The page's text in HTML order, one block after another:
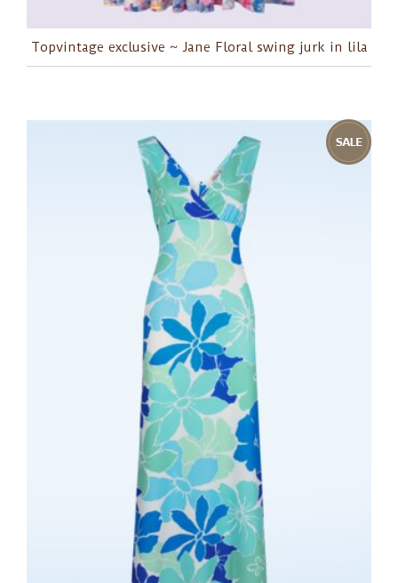
Topvintage exclusive ~ Jane Floral swing jurk in lila